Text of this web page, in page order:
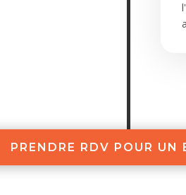
PRENDRE RDV POUR UN